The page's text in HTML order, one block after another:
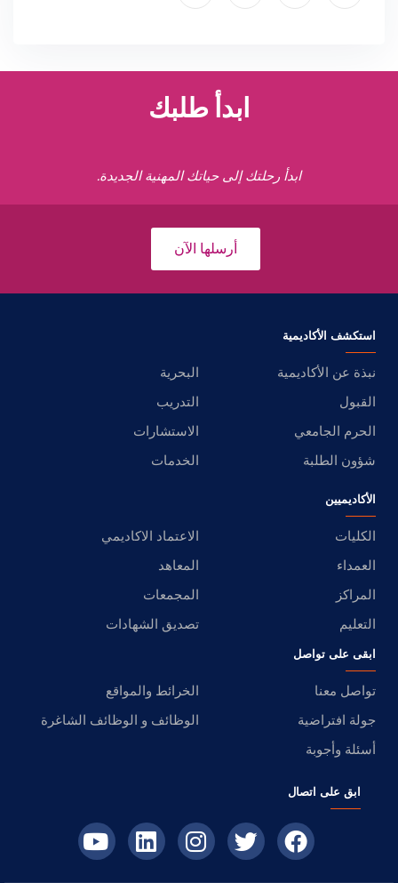
ابدأ طلبك
ابدأ رحلتك إلى حياتك المهنية الجديدة.
أرسلها الآن
استكشف الأكاديمية
نبذة عن الأكاديمية
البحرية
القبول
التدريب
الحرم الجامعي
الاستشارات
شؤون الطلبة
الخدمات
الأكاديميين
الكليات
الاعتماد الاكاديمي
العمداء
المعاهد
المراكز
المجمعات
التعليم
تصديق الشهادات
ابقى على تواصل
تواصل معنا
الخرائط والمواقع
جولة افتراضية
الوظائف و الوظائف الشاغرة
أسئلة وأجوبة
ابق على اتصال